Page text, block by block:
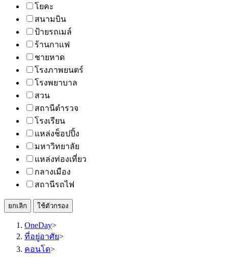
โยคะ
สนามบิน
ป้ายรถเมล์
ร้านกาแฟ
ชายหาด
โรงภาพยนตร์
โรงพยาบาล
สวน
สถานีตำรวจ
โรงเรียน
แหล่งช็อปปิ้ง
มหาวิทยาลัย
แหล่งท่องเที่ยว
กลางเมือง
สถานีรถไฟ
ยกเลิก ใช้ตัวกรอง
OneDay>
ที่อยู่อาศัย>
คอนโด>